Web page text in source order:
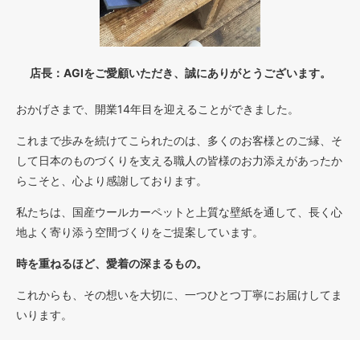
店長：AGIをご愛顧いただき、誠にありがとうございます。
おかげさまで、開業14年目を迎えることができました。
これまで歩みを続けてこられたのは、多くのお客様とのご縁、そ
して日本のものづくりを支える職人の皆様のお力添えがあったか
らこそと、心より感謝しております。
私たちは、国産ウールカーペットと上質な壁紙を通して、長く心
地よく寄り添う空間づくりをご提案しています。
時を重ねるほど、愛着の深まるもの。
これからも、その想いを大切に、一つひとつ丁寧にお届けしてま
いります。